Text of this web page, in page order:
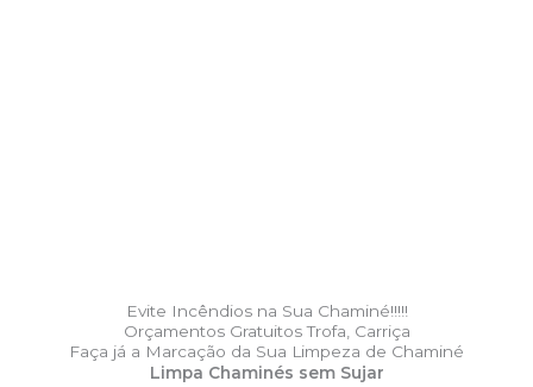
Evite Incêndios na Sua Chaminé!!!!!
Orçamentos Gratuitos Trofa, Carriça
Faça já a Marcação da Sua Limpeza de Chaminé
Limpa Chaminés sem Sujar